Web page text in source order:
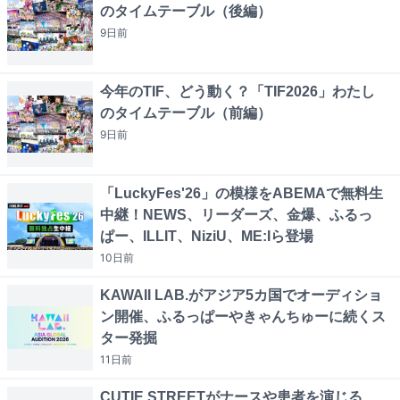
のタイムテーブル（後編）
9日前
今年のTIF、どう動く？「TIF2026」わたし
のタイムテーブル（前編）
9日前
「LuckyFes'26」の模様をABEMAで無料生
中継！NEWS、リーダーズ、金爆、ふるっ
ぱー、ILLIT、NiziU、ME:Iら登場
10日前
KAWAII LAB.がアジア5カ国でオーディショ
ン開催、ふるっぱーやきゃんちゅーに続くス
ター発掘
11日前